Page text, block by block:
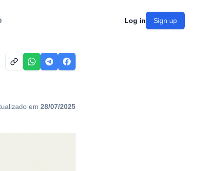
Log in Sign up
em 28/07/2025